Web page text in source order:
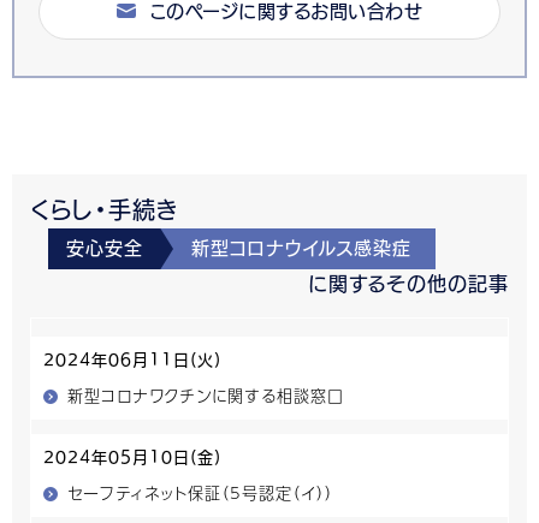
このページに関するお問い合わせ
くらし・手続き
安心安全 新型コロナウイルス感染症
に関するその他の記事
2024年06月11日(火)
新型コロナワクチンに関する相談窓口
2024年05月10日(金)
セーフティネット保証（5号認定（イ））